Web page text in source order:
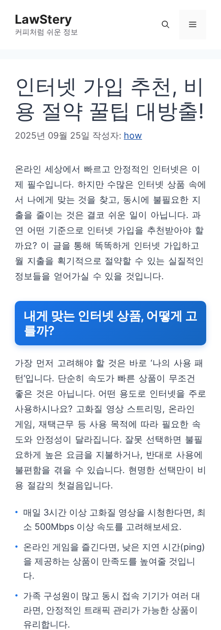
LawStery
커피처럼 쉬운 정보
메
인터넷 가입 추천, 비
용 절약 꿀팁 대방출!
2025년 09월 25일 작성자: how
온라인 세상에서 빠르고 안정적인 인터넷은 이
제 필수입니다. 하지만 수많은 인터넷 상품 속에
서 나에게 맞는 것을 찾고, 동시에 불필요한 지
출을 줄이는 것은 결코 쉬운 일이 아닙니다. 과
연 어떤 기준으로 인터넷 가입을 추천받아야 할
까요? 이 글을 통해 똑똑하게 인터넷 가입하고
월 지출을 획기적으로 절약할 수 있는 실질적인
정보들을 얻어가실 수 있을 것입니다.
내게 맞는 인터넷 상품, 어떻게 고
를까?
가장 먼저 고려해야 할 것은 바로 ‘나의 사용 패
턴’입니다. 단순히 속도가 빠른 상품이 무조건
좋은 것은 아닙니다. 어떤 용도로 인터넷을 주로
사용하시나요? 고화질 영상 스트리밍, 온라인
게임, 재택근무 등 사용 목적에 따라 필요한 속
도와 안정성이 달라집니다. 잘못 선택하면 불필
요하게 높은 요금을 지불하거나, 반대로 사용에
불편함을 겪을 수 있습니다. 현명한 선택만이 비
용 절감의 첫걸음입니다.
매일 3시간 이상 고화질 영상을 시청한다면, 최
소 500Mbps 이상 속도를 고려해보세요.
온라인 게임을 즐긴다면, 낮은 지연 시간(ping)
을 제공하는 상품이 만족도를 높여줄 것입니
다.
가족 구성원이 많고 동시 접속 기기가 여러 대
라면, 안정적인 트래픽 관리가 가능한 상품이
유리합니다.